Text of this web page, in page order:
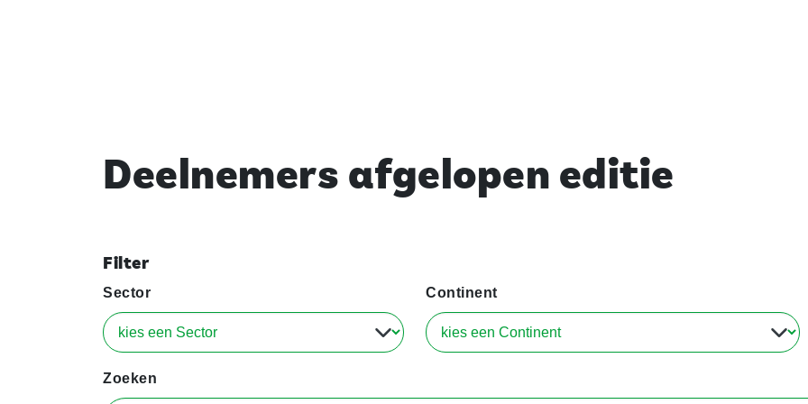
Deelnemers afgelopen editie
Filter
Sector Continent
Zoeken